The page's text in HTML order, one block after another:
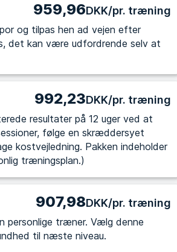
959,96DKK/pr. træning
og tilpas hen ad vejen efter
992,23DKK/pr. træning
følge en skræddersyet
kostvejledning. Pakken indeholder
træningsplan.)
907,98DKK/pr. træning
træner. Vælg denne
til næste niveau.